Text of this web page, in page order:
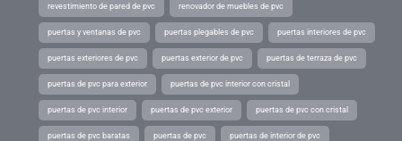
revestimiento de pared de pvc renovador de muebles de pvc
puertas y ventanas de pvc puertas plegables de pvc puertas interiores de pvc
puertas exteriores de pvc puertas exterior de pvc puertas de terraza de pvc
puertas de pvc para exterior puertas de pvc interior con cristal
puertas de pvc interior puertas de pvc exterior puertas de pvc con cristal
puertas de pvc baratas puertas de pvc puertas de interior de pvc